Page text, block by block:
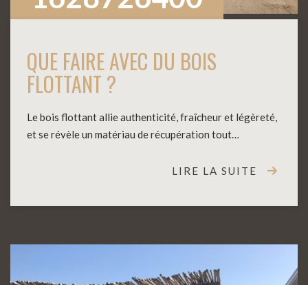
QUE FAIRE AVEC DU BOIS
FLOTTANT ?
Le bois flottant allie authenticité, fraîcheur et légèreté,
et se révèle un matériau de récupération tout…
LIRE LA SUITE